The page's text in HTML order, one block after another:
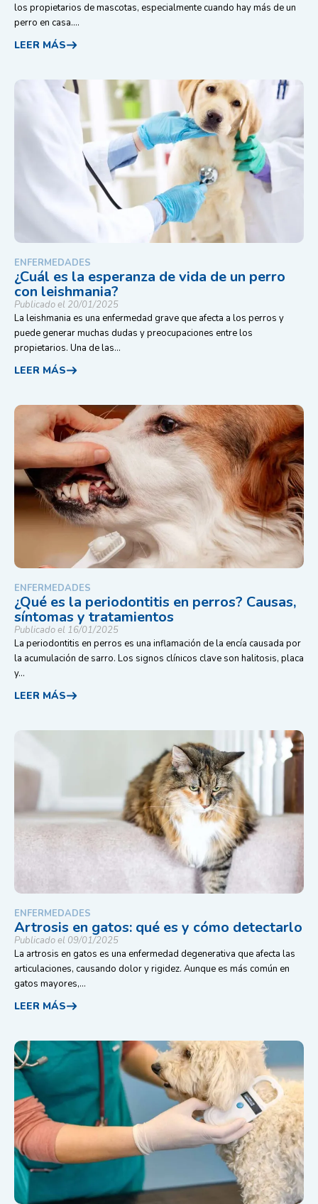
los propietarios de mascotas, especialmente cuando hay más de un
perro en casa....
LEER MÁS
ENFERMEDADES
¿Cuál es la esperanza de vida de un perro
con leishmania?
Publicado el 20/01/2025
La leishmania es una enfermedad grave que afecta a los perros y
puede generar muchas dudas y preocupaciones entre los
propietarios. Una de las...
LEER MÁS
ENFERMEDADES
¿Qué es la periodontitis en perros? Causas,
síntomas y tratamientos
Publicado el 16/01/2025
La periodontitis en perros es una inflamación de la encía causada por
la acumulación de sarro. Los signos clínicos clave son halitosis, placa
y...
LEER MÁS
ENFERMEDADES
Artrosis en gatos: qué es y cómo detectarlo
Publicado el 09/01/2025
La artrosis en gatos es una enfermedad degenerativa que afecta las
articulaciones, causando dolor y rigidez. Aunque es más común en
gatos mayores,...
LEER MÁS